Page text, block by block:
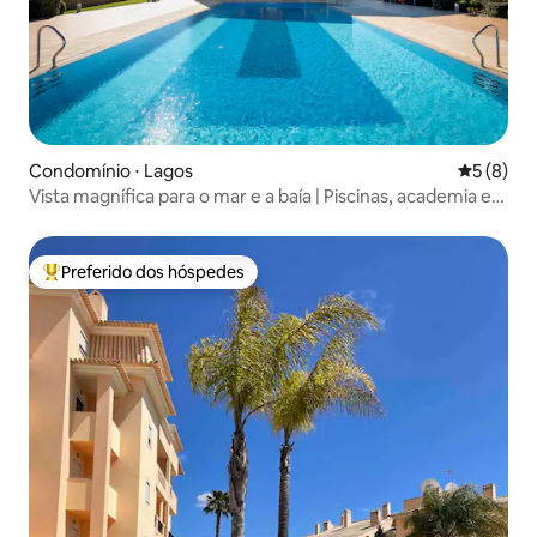
Condomínio ⋅ Lagos 5 de
5 (8)
Vista magnífica para o mar e a baía | Piscinas, academia e
Entre os melhores preferidos dos hóspedes
Preferido dos hóspedes